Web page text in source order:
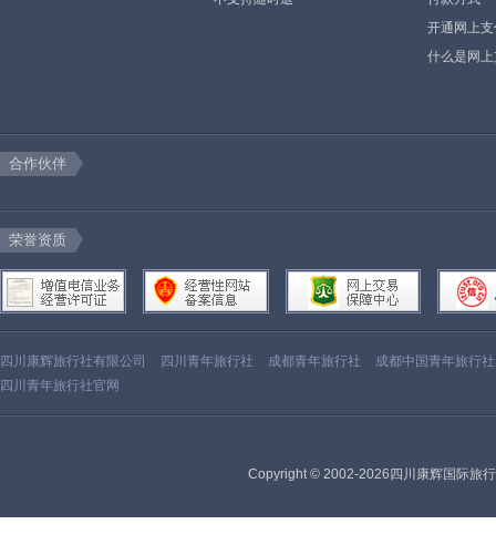
开通网上
什么是网
合作伙伴
荣誉资质
四川康辉旅行社有限公司 四川青年旅行社 成都青年旅行社
成都中国青年旅行社
四川青年旅行社官网
Copyright © 2002-2026四川康辉国际旅